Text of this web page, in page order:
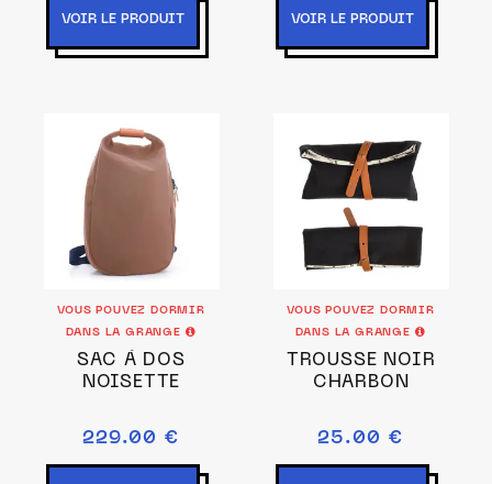
VOIR LE PRODUIT VOIR LE PRODUIT
VOUS POUVEZ DORMIR
DANS LA GRANGE
SAC À DOS
NOISETTE
229.00 €
VOUS POUVEZ DORMIR
DANS LA GRANGE
TROUSSE NOIR
CHARBON
25.00 €